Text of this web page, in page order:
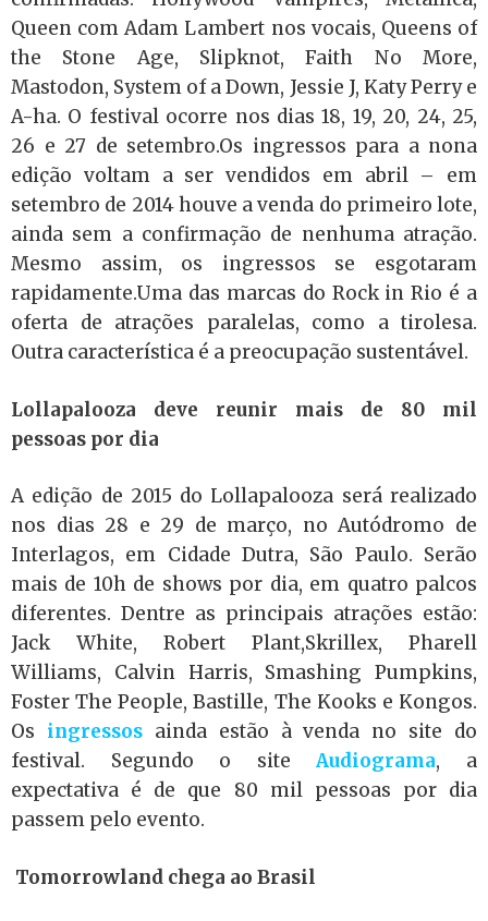
Queen com Adam Lambert nos vocais, Queens of
the Stone Age, Slipknot, Faith No More,
Mastodon, System of a Down, Jessie J, Katy Perry e
A-ha. O festival ocorre nos dias 18, 19, 20, 24, 25,
26 e 27 de setembro.Os ingressos para a nona
edição voltam a ser vendidos em abril – em
setembro de 2014 houve a venda do primeiro lote,
ainda sem a confirmação de nenhuma atração.
Mesmo assim, os ingressos se esgotaram
rapidamente.Uma das marcas do Rock in Rio é a
oferta de atrações paralelas, como a tirolesa.
Outra característica é a preocupação sustentável.
Lollapalooza deve reunir mais de 80 mil
pessoas por dia
A edição de 2015 do Lollapalooza será realizado
nos dias 28 e 29 de março, no Autódromo de
Interlagos, em Cidade Dutra, São Paulo. Serão
mais de 10h de shows por dia, em quatro palcos
diferentes. Dentre as principais atrações estão:
Jack White, Robert Plant,Skrillex, Pharell
Williams, Calvin Harris, Smashing Pumpkins,
Foster The People, Bastille, The Kooks e Kongos.
Os ingressos ainda estão à venda no site do
festival. Segundo o siteAudiograma, a
expectativa é de que 80 mil pessoas por dia
passem pelo evento.
Tomorrowland chega ao Brasil